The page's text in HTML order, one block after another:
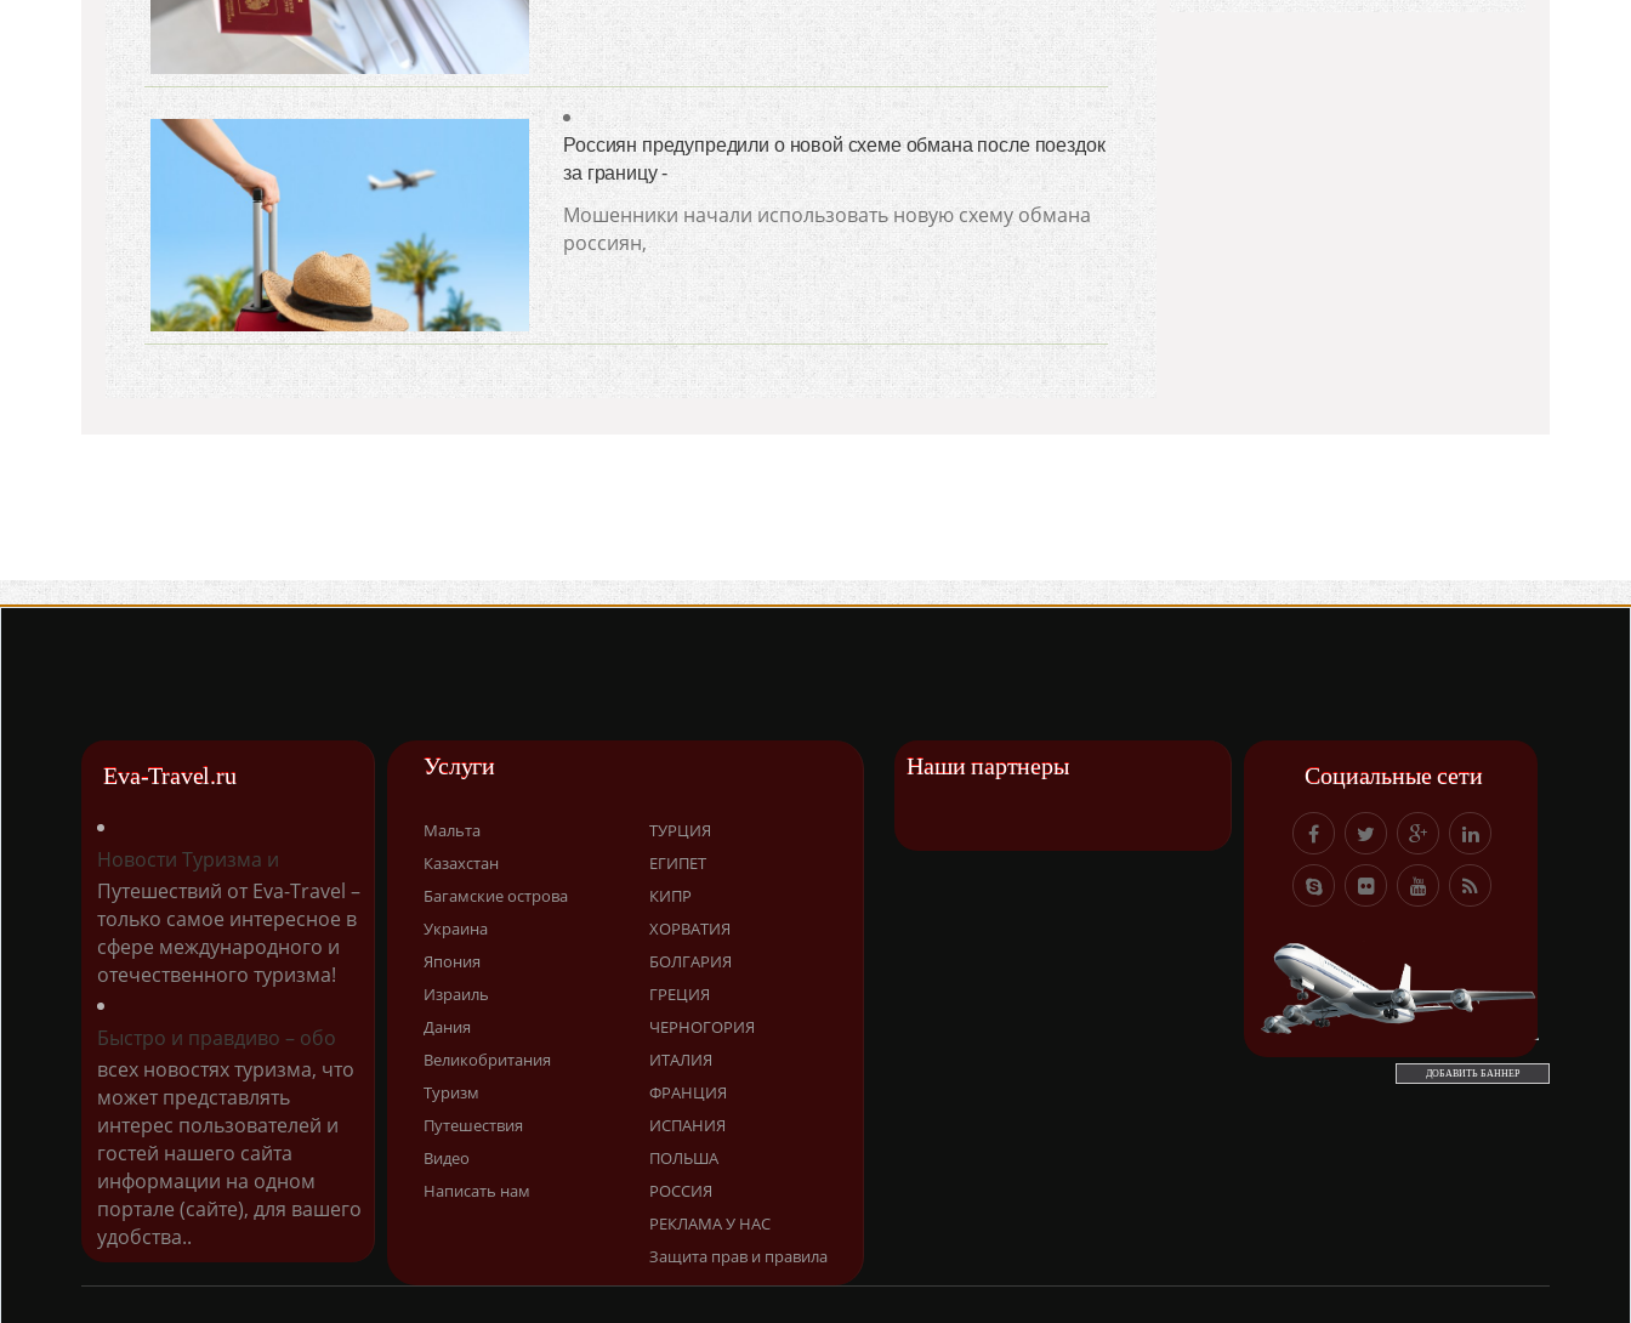
Россиян предупредили о новой схеме обмана после поездок
за границу -
Мошенники начали использовать новую схему обмана
россиян,
Eva-Travel.ru
Новости Туризма и
Путешествий от Eva-Travel –
только самое интересное в
сфере международного и
отечественного туризма!
Быстро и правдиво – обо
всех новостях туризма, что
может представлять
интерес пользователей и
гостей нашего сайта
информации на одном
портале (сайте), для вашего
удобства..
Услуги
Мальта
Казахстан
Багамские острова
Украина
Япония
Израиль
Дания
Великобритания
Туризм
Путешествия
Видео
Написать нам
ТУРЦИЯ
ЕГИПЕТ
КИПР
ХОРВАТИЯ
БОЛГАРИЯ
ГРЕЦИЯ
ЧЕРНОГОРИЯ
ИТАЛИЯ
ФРАНЦИЯ
ИСПАНИЯ
ПОЛЬША
РОССИЯ
РЕКЛАМА У НАС
Защита прав и правила
Наши партнеры Социальные сети
ДОБАВИТЬ БАННЕР